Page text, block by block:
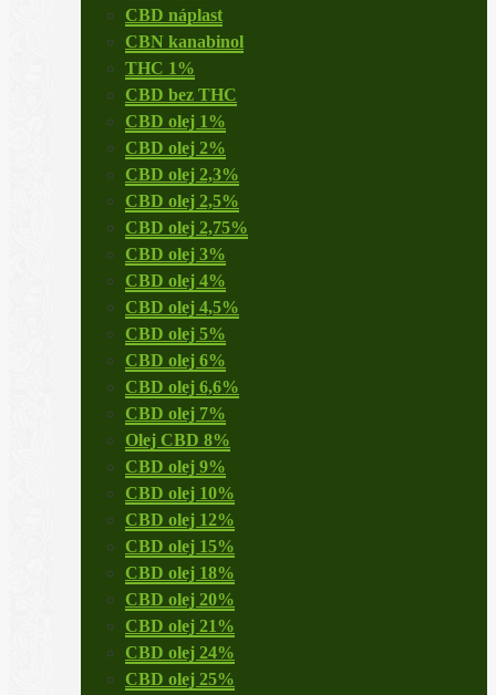
CBD náplast
CBN kanabinol
THC 1%
CBD bez THC
CBD olej 1%
CBD olej 2%
CBD olej 2,3%
CBD olej 2,5%
CBD olej 2,75%
CBD olej 3%
CBD olej 4%
CBD olej 4,5%
CBD olej 5%
CBD olej 6%
CBD olej 6,6%
CBD olej 7%
Olej CBD 8%
CBD olej 9%
CBD olej 10%
CBD olej 12%
CBD olej 15%
CBD olej 18%
CBD olej 20%
CBD olej 21%
CBD olej 24%
CBD olej 25%